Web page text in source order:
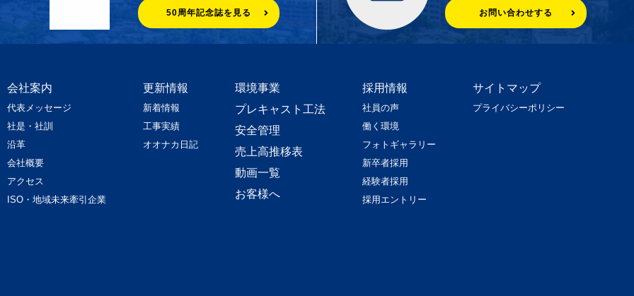
50周年記念誌を見る お問い合わせする
会社案内
代表メッセージ
社是・社訓
沿革
会社概要
アクセス
ISO・地域未来牽引企業
更新情報
新着情報
工事実績
オオナカ日記
環境事業
プレキャスト工法
安全管理
売上高推移表
動画一覧
お客様へ
採用情報
社員の声
働く環境
フォトギャラリー
新卒者採用
経験者採用
採用エントリー
サイトマップ
プライバシーポリシー